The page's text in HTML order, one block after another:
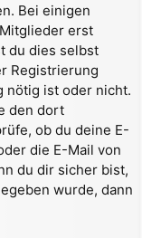
Bei einigen
erst
du dies selbst
Registrierung
nötig ist oder nicht.
den dort
ob du deine E-
die E-Mail von
du dir sicher bist,
wurde, dann